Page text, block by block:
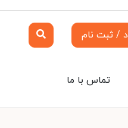
/ ثبت نام
تماس با ما